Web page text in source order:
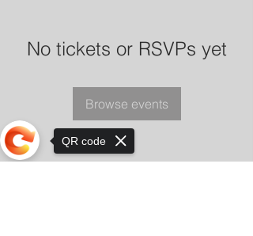
No tickets or RSVPs yet
Browse events
QR code